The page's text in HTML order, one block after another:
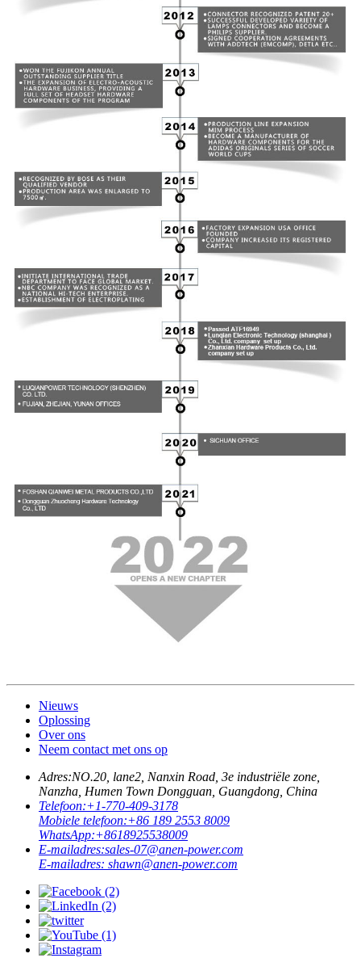
Nieuws
Oplossing
Over ons
Neem contact met ons op
Adres:NO.20, lane2, Nanxin Road, 3e industriële zone,
Nanzha, Humen Town Dongguan, Guangdong, China
Telefoon:+1-770-409-3178
Mobiele telefoon:+86 189 2553 8009
WhatsApp:+8618925538009
E-mailadres:sales-07@anen-power.com
E-mailadres: shawn@anen-power.com